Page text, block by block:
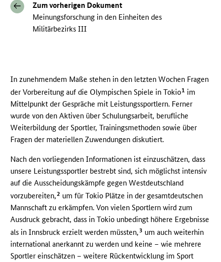
Zum vorherigen Dokument
Meinungsforschung in den Einheiten des
Militärbezirks III
In zunehmendem Maße stehen in den letzten Wochen Fragen
der Vorbereitung auf die Olympischen Spiele in Tokio1 im
Mittelpunkt der Gespräche mit Leistungssportlern. Ferner
wurde von den Aktiven über Schulungsarbeit, berufliche
Weiterbildung der Sportler, Trainingsmethoden sowie über
Fragen der materiellen Zuwendungen diskutiert.
Nach den vorliegenden Informationen ist einzuschätzen, dass
unsere Leistungssportler bestrebt sind, sich möglichst intensiv
auf die Ausscheidungskämpfe gegen Westdeutschland
vorzubereiten,2 um für Tokio Plätze in der gesamtdeutschen
Mannschaft zu erkämpfen. Von vielen Sportlern wird zum
Ausdruck gebracht, dass in Tokio unbedingt höhere Ergebnisse
als in Innsbruck erzielt werden müssten,3 um auch weiterhin
international anerkannt zu werden und keine – wie mehrere
Sportler einschätzen – weitere Rückentwicklung im Sport